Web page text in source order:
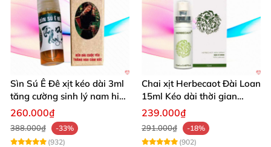
Sìn Sú Ê Đê xịt kéo dài 3ml
tăng cường sinh lý nam hiệu
quả
260.000₫
388.000₫
-33%
(932)
Chai xịt Herbecaot Đài Loan
15ml Kéo dài thời gian
Tăng khoái cảm
239.000₫
291.000₫
-18%
(902)